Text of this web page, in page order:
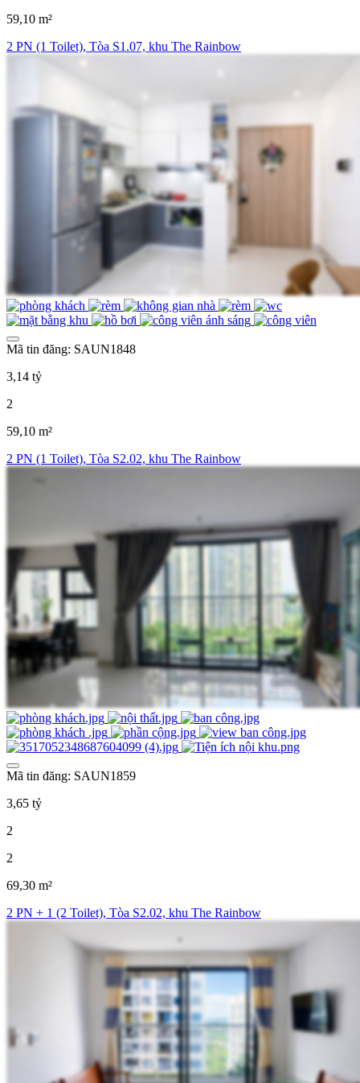
59,10 m²
2 PN (1 Toilet), Tòa S1.07, khu The Rainbow
Mã tin đăng: SAUN1848
3,14 tỷ
2
59,10 m²
2 PN (1 Toilet), Tòa S2.02, khu The Rainbow
Mã tin đăng: SAUN1859
3,65 tỷ
2
2
69,30 m²
2 PN + 1 (2 Toilet), Tòa S2.02, khu The Rainbow